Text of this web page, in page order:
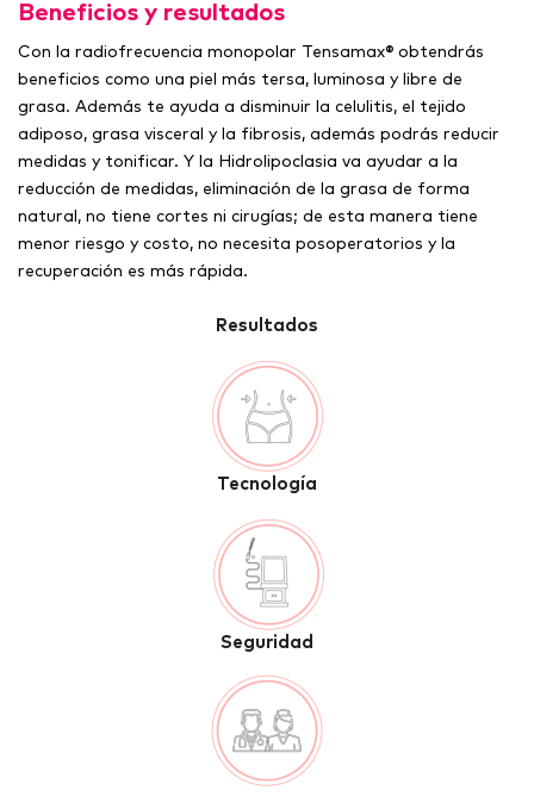
Beneficios y resultados
Con la radiofrecuencia monopolar Tensamax® obtendrás
beneficios como una piel más tersa, luminosa y libre de
grasa. Además te ayuda a disminuir la celulitis, el tejido
adiposo, grasa visceral y la fibrosis, además podrás reducir
medidas y tonificar. Y la Hidrolipoclasia va ayudar a la
reducción de medidas, eliminación de la grasa de forma
natural, no tiene cortes ni cirugías; de esta manera tiene
menor riesgo y costo, no necesita posoperatorios y la
recuperación es más rápida.
Resultados
Tecnología
Seguridad